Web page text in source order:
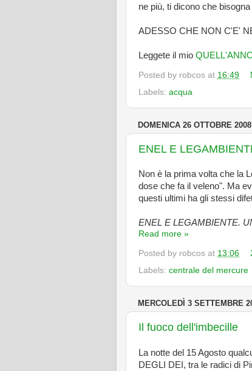
ne più, ti dicono che
ADESSO CHE NON C'E'
Leggete il mio
Posted by robcos at 16:49
Labels: acqua
DOMENICA 26 OTTOBRE 2008
ENEL E
Non è la prima volta che la
dose che fa il veleno". Ma
questi ultimi ha gli stessi
ENEL E LEGAMBIENTE.
Read more »
Posted by robcos at 13:06
Labels: centrale del mercure
MERCOLEDÌ 3 SETTEMBRE
Il fuoco dell'imbecille
La notte del 15 Agosto
DEGLI DEI, tra le radici di